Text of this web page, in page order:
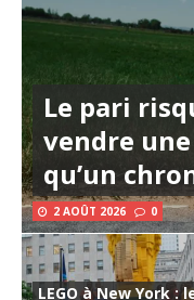
Le pari
vendre
qu’un
2 AOÛT 2026 0
LEGO à New York :